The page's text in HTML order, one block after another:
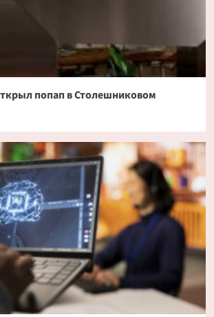
попап в Столешниковом